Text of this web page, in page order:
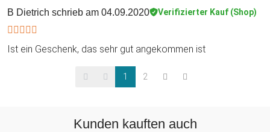
B Dietrich schrieb am 04.09.2020 Verifizierter Kauf (Shop)
Ist ein Geschenk, das sehr gut angekommen ist
1 2
Kunden kauften auch